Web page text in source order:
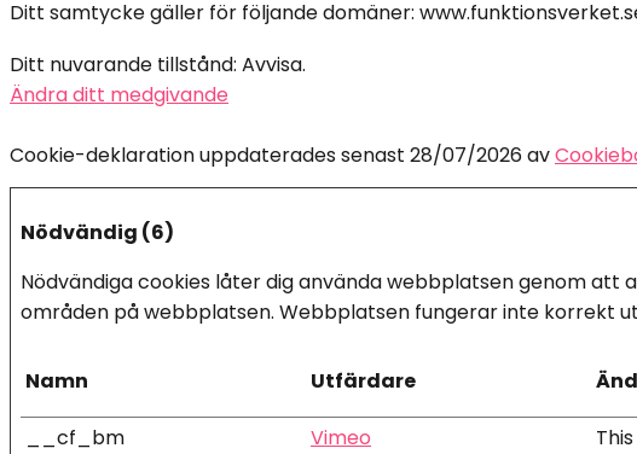
Ditt samtycke gäller för följande domäner:
Ditt nuvarande tillstånd: Avvisa.
Ändra ditt medgivande
Cookie-deklaration uppdaterades senast 28/07/2026 av
Nödvändig (6)
Nödvändiga cookies låter dig använda webbplatsen genom
områden på webbplatsen. Webbplatsen fungerar inte korrekt
Namn Utfärdare
__cf_bm Vimeo